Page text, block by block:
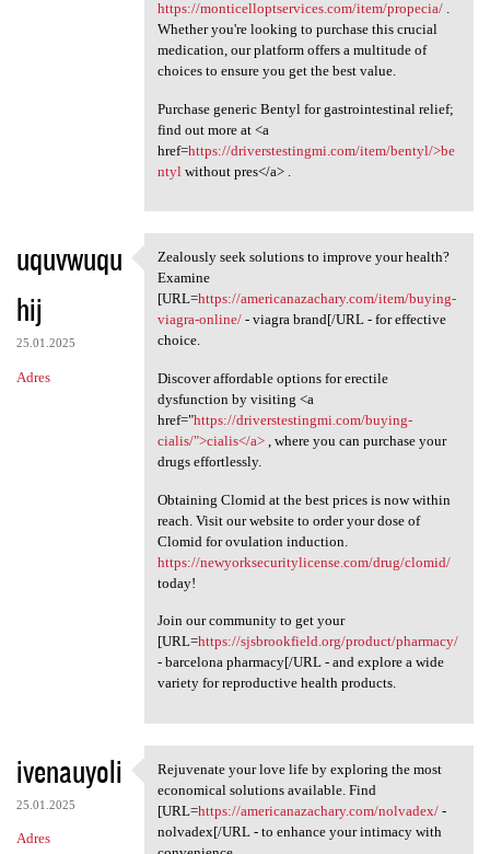
https://monticelloptservices.com/item/propecia/.
Whether you're looking to purchase this crucial
medication, our platform offers a multitude of
choices to ensure you get the best value.
Purchase generic Bentyl for gastrointestinal relief;
find out more at <a
href=https://driverstestingmi.com/item/bentyl/>be
ntyl without pres</a> .
uquvwuqu
hij
25.01.2025
Adres
Zealously seek solutions to
Zealously seek solutions to improve your health?
Examine
[URL=https://americanazachary.com/item/buying-
viagra-online/- viagra brand[/URL - for effective
choice.
Discover affordable options for erectile
dysfunction by visiting <a
href="https://driverstestingmi.com/buying-
cialis/">cialis</a>, where you can purchase your
drugs effortlessly.
Obtaining Clomid at the best prices is now within
reach. Visit our website to order your dose of
Clomid for ovulation induction.
https://newyorksecuritylicense.com/drug/clomid/
today!
Join our community to get your
[URL=https://sjsbrookfield.org/product/pharmacy/
- barcelona pharmacy[/URL - and explore a wide
variety for reproductive health products.
ivenauyoli
25.01.2025
Adres
Rejuvenate your love life by
Rejuvenate your love life by exploring the most
economical solutions available. Find
[URL=https://americanazachary.com/nolvadex/-
nolvadex[/URL - to enhance your intimacy with